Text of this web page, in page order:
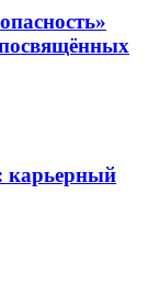
карьерный